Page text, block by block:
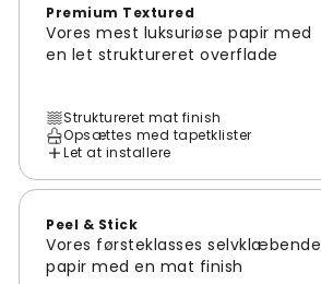
Premium Textured
Vores mest luksuriøse papir med
en let struktureret overflade
Struktureret mat finish
Opsættes med tapetklister
Let at installere
Peel & Stick
Vores førsteklasses selvklæbende
papir med en mat finish